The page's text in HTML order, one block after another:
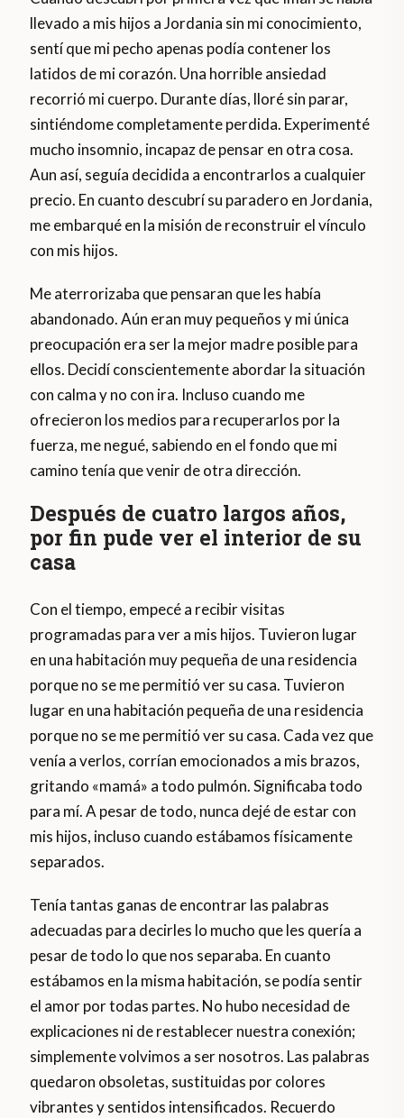
llevado a mis hijos a Jordania sin mi conocimiento,
sentí que mi pecho apenas podía contener los
latidos de mi corazón. Una horrible ansiedad
recorrió mi cuerpo. Durante días, lloré sin parar,
sintiéndome completamente perdida. Experimenté
mucho insomnio, incapaz de pensar en otra cosa.
Aun así, seguía decidida a encontrarlos a cualquier
precio. En cuanto descubrí su paradero en Jordania,
me embarqué en la misión de reconstruir el vínculo
con mis hijos.
Me aterrorizaba que pensaran que les había
abandonado. Aún eran muy pequeños y mi única
preocupación era ser la mejor madre posible para
ellos. Decidí conscientemente abordar la situación
con calma y no con ira. Incluso cuando me
ofrecieron los medios para recuperarlos por la
fuerza, me negué, sabiendo en el fondo que mi
camino tenía que venir de otra dirección.
Después de cuatro largos años,
por fin pude ver el interior de su
casa
Con el tiempo, empecé a recibir visitas
programadas para ver a mis hijos. Tuvieron lugar
en una habitación muy pequeña de una residencia
porque no se me permitió ver su casa. Tuvieron
lugar en una habitación pequeña de una residencia
porque no se me permitió ver su casa. Cada vez que
venía a verlos, corrían emocionados a mis brazos,
gritando «mamá» a todo pulmón. Significaba todo
para mí. A pesar de todo, nunca dejé de estar con
mis hijos, incluso cuando estábamos físicamente
separados.
Tenía tantas ganas de encontrar las palabras
adecuadas para decirles lo mucho que les quería a
pesar de todo lo que nos separaba. En cuanto
estábamos en la misma habitación, se podía sentir
el amor por todas partes. No hubo necesidad de
explicaciones ni de restablecer nuestra conexión;
simplemente volvimos a ser nosotros. Las palabras
quedaron obsoletas, sustituidas por colores
vibrantes y sentidos intensificados. Recuerdo